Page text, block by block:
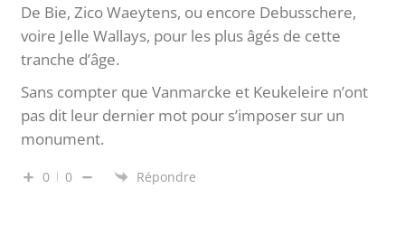
De Bie, Zico Waeytens, ou encore Debusschere,
voire Jelle Wallays, pour les plus âgés de cette
tranche d’âge.
Sans compter que Vanmarcke et Keukeleire n’ont
pas dit leur dernier mot pour s’imposer sur un
monument.
0 0 Répondre